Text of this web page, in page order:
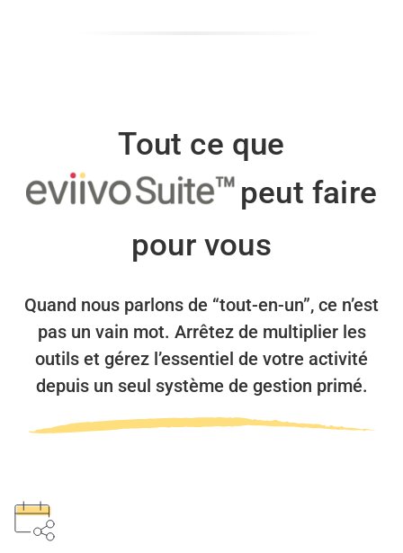
Tout ce que
peut faire
pour vous
Quand nous parlons de “tout-en-un”, ce n’est
pas un vain mot. Arrêtez de multiplier les
outils et gérez l’essentiel de votre activité
depuis un seul système de gestion primé.